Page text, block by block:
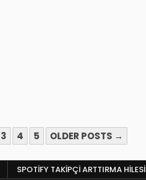
3 4 5 OLDER POSTS →
SPOTIFY TAKIPÇI ARTTIRMA HILESI